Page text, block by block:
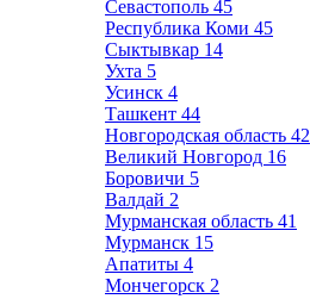
Севастополь 45
Республика Коми 45
Сыктывкар 14
Ухта 5
Усинск 4
Ташкент 44
Новгородская область 42
Великий Новгород 16
Боровичи 5
Валдай 2
Мурманская область 41
Мурманск 15
Апатиты 4
Мончегорск 2